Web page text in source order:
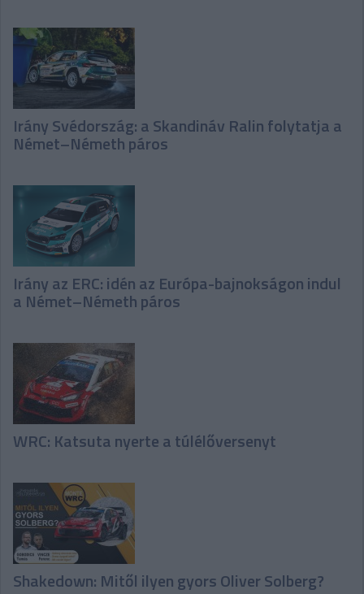
Irány Svédország: a Skandináv Ralin folytatja a
Német–Németh páros
Irány az ERC: idén az Európa-bajnokságon indul
a Német–Németh páros
WRC: Katsuta nyerte a túlélőversenyt
Shakedown: Mitől ilyen gyors Oliver Solberg?